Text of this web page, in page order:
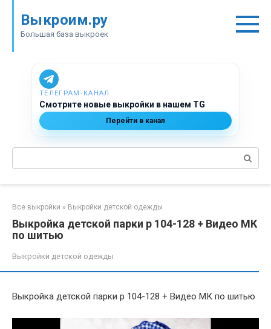
контенту
Выкроим.ру
Большая база выкроек
ТЕЛЕГРАМ‑КАНАЛ
Смотрите новые выкройки в нашем TG
Перейти в канал
Поиск:
Все выкройки » Выкройки детской одежды
Выкройка детской парки р 104-128 + Видео МК
по шитью
Выкройки детской одежды
Выкройка детской парки р 104-128 + Видео МК по шитью